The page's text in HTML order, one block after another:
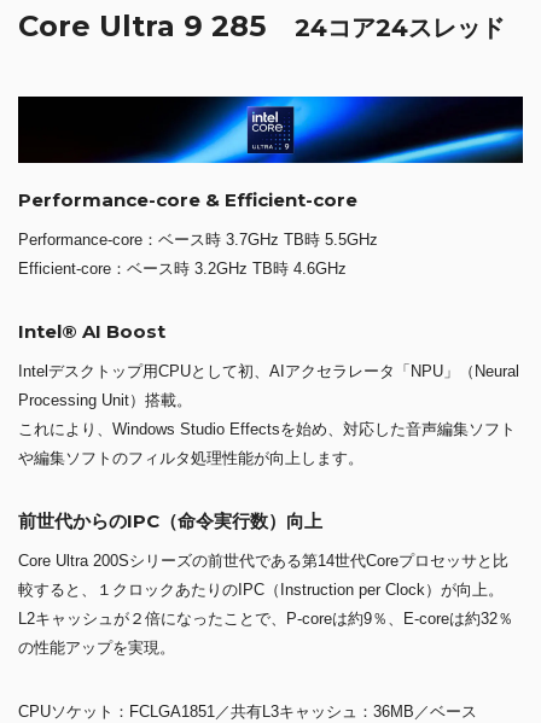
Core Ultra 9 285 24コア24スレッド
Performance-core & Efficient-core
Performance-core：ベース時 3.7GHz TB時 5.5GHz
Efficient-core：ベース時 3.2GHz TB時 4.6GHz
Intel® AI Boost
Intelデスクトップ用CPUとして初、AIアクセラレータ「NPU」（Neural
Processing Unit）搭載。
これにより、Windows Studio Effectsを始め、対応した音声編集ソフト
や編集ソフトのフィルタ処理性能が向上します。
前世代からのIPC（命令実行数）向上
Core Ultra 200Sシリーズの前世代である第14世代Coreプロセッサと比
較すると、１クロックあたりのIPC（Instruction per Clock）が向上。
L2キャッシュが２倍になったことで、P-coreは約9％、E-coreは約32％
の性能アップを実現。
CPUソケット：FCLGA1851／共有L3キャッシュ：36MB／ベース